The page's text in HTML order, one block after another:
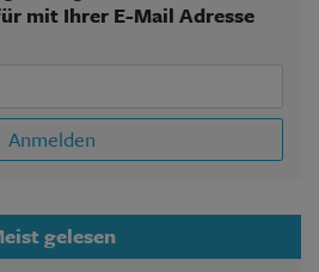
mit Ihrer E-Mail Adresse
Anmelden
gelesen